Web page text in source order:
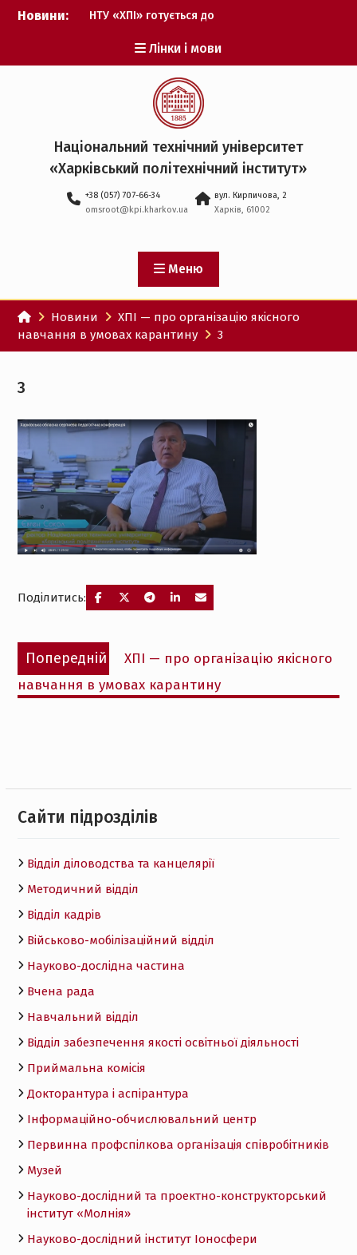
Перейти
Новини:
НТУ «ХПІ» готується до
Музичні таланти ХПІ
запрошуються на
Всеукраїнський
фестиваль «Червона
рута – 2027»
ХПІ уклав угоду про
партнерство з ДержНДІ
технологій кібербезпеки
Головнокомандувачем
Збройних Сил України
участю ХПІ обговорили
перспективи українсько-
іспанського
технологічного
партнерства
Лінки і мови
Національний технічний університет
«Харківський політехнічний iнститут»
+38 (057) 707-66-34
omsroot@kpi.kharkov.ua
вул. Кирпичова, 2
Харків, 61002
Меню
Новини
ХПІ — про організацію якісного
навчання в умовах карантину
3
3
Поділитись:
Навігація
записів
Попередній
Попередній
запис:
ХПІ — про організацію якісного
навчання в умовах карантину
Cайти підрозділів
Відділ діловодства та канцелярії
Методичний відділ
Відділ кадрів
Військово-мобілізаційний відділ
Науково-дослідна частина
Вчена рада
Навчальний відділ
Відділ забезпечення якості освітньої діяльності
Приймальна комісія
Докторантура і аспірантура
Інформаційно-обчислювальний центр
Первинна профспілкова організація співробітників
Музей
Науково-дослідний та проектно-конструкторський
інститут «Молнія»
Науково-дослідний інститут Іоносфери